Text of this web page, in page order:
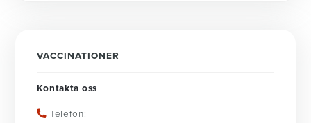
VACCINATIONER
Kontakta oss
Telefon: